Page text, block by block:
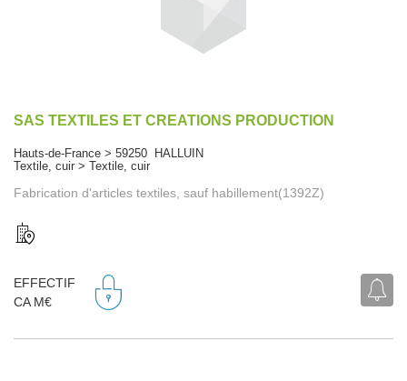
SAS TEXTILES ET CREATIONS PRODUCTION
Hauts-de-France > 59250 HALLUIN
Textile, cuir > Textile, cuir
Fabrication d'articles textiles, sauf habillement(1392Z)
EFFECTIF
CA M€